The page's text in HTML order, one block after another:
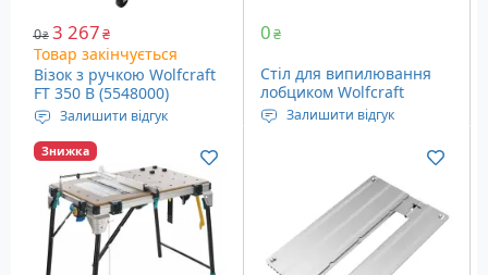
0₴ 3 267₴
Товар закінчується
Візок з ручкою Wolfcraft
FT 350 B (5548000)
Залишити відгук
Вантажопідйомність: 300
Вага: 6.48 кг
0₴
Стіл для випилювання
лобциком Wolfcraft
Jigsaw Table (6197000)
Залишити відгук
Знижка